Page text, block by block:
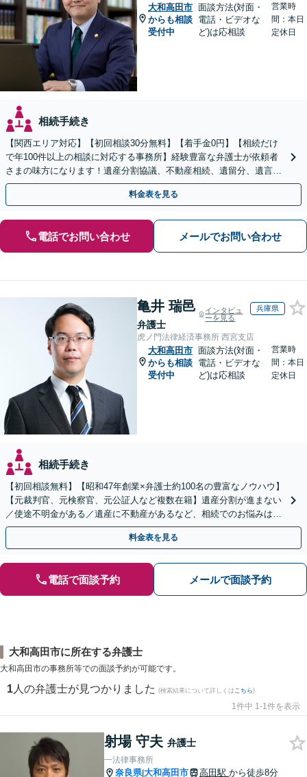
大和高田市
からも相談
受付中
面談方法(対面・
電話・ビデオな
ど)は応相談
営業時
間：本日
定休日
相続手続き
【関西エリア対応】【初回相談30分無料】【着手金0円】【相続だけ
で年100件以上の相談に対応する事務所】経験豊富な弁護士が依頼者
さまの味方になります！遺産分割協議、不動産相続、遺留分、遺言書
の作成など【烏丸御池駅7分】
料金表を見る
電話でお問い合わせ メールでお問い合わせ
亀井 瑞邑
弁護士
インタビュ
ーを見る
兵庫県
虎ノ門法律経済事務所 西宮支店
大和高田市
からも相談
受付中
面談方法(対面・
電話・ビデオな
ど)は応相談
営業時
間：本日
定休日
相続手続き
【初回相談無料】【昭和47年創業×弁護士約100名の豊富なノウハウ】
【元裁判官、元検察官、元公証人など複数在籍】遺産分割が進まない
／使途不明金がある／遺産に不動産があるなど、相続でのお悩みはご
相談ください【他士業連携で登記・税も対応】
料金表を見る
電話で面談予約 メールで面談予約
大和高田市に所在する弁護士
大和高田市の事務所等での面談予約が可能です。
1 人の弁護士が見つかりました (検索結果について詳しくは こちら)
1件中 1-1件を表示
射場 守夫 弁護士
一法律事務所
奈良県|大和高田市 高田駅 から徒歩8分